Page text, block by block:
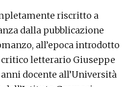
riscritto a
dalla pubblicazione
all’epoca introdotto
letterario Giuseppe
docente all’Università